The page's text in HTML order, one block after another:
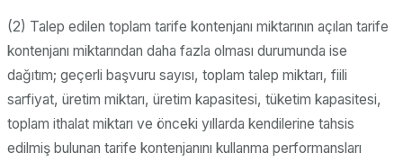
(2) Talep edilen toplam tarife kontenjanı miktarının açılan tarife
kontenjanı miktarından daha fazla olması durumunda ise
dağıtım; geçerli başvuru sayısı, toplam talep miktarı, fiili
sarfiyat, üretim miktarı, üretim kapasitesi, tüketim kapasitesi,
toplam ithalat miktarı ve önceki yıllarda kendilerine tahsis
edilmiş bulunan tarife kontenjanını kullanma performansları